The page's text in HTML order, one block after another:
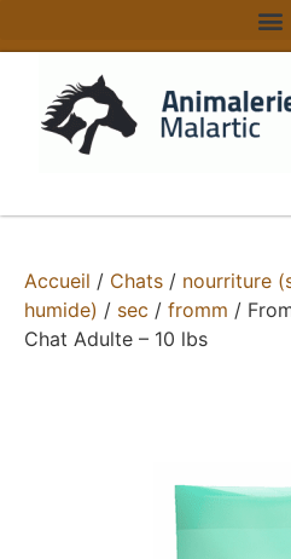
Accueil / Chats / nourriture
humide) / sec / fromm /
Chat Adulte – 10 lbs